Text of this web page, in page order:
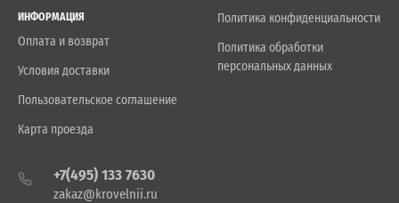
ИНФОРМАЦИЯ
Оплата и возврат
Условия доставки
Пользовательское соглашение
Карта проезда
Политика конфиденциальности
Политика обработки
персональных данных
+7(495) 133 7630
zakaz@krovelnii.ru